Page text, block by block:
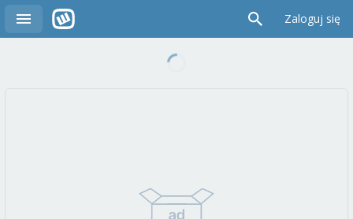
Zaloguj się